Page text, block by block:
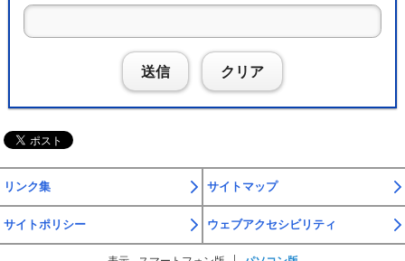
送信 クリア
リンク集 サイトマップ
サイトポリシー ウェブアクセシビリティ